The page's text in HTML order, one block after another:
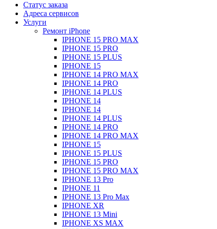
Статус заказа
Адреса сервисов
Услуги
Ремонт iPhone
IPHONE 15 PRO MAX
IPHONE 15 PRO
IPHONE 15 PLUS
IPHONE 15
IPHONE 14 PRO MAX
IPHONE 14 PRO
IPHONE 14 PLUS
IPHONE 14
IPHONE 14
IPHONE 14 PLUS
IPHONE 14 PRO
IPHONE 14 PRO MAX
IPHONE 15
IPHONE 15 PLUS
IPHONE 15 PRO
IPHONE 15 PRO MAX
IPHONE 13 Pro
IPHONE 11
IPHONE 13 Pro Max
IPHONE XR
IPHONE 13 Mini
IPHONE XS MAX